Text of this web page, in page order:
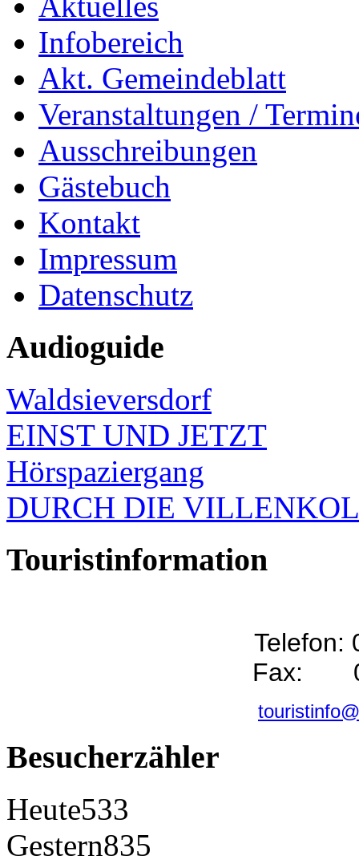
Infobereich
Akt. Gemeindeblatt
Veranstaltungen /
Ausschreibungen
Gästebuch
Kontakt
Impressum
Datenschutz
Audioguide
Waldsieversdorf
EINST UND JETZT
Hörspaziergang
DURCH DIE
Touristinformation
Telefon:
Fax:
Besucherzähler
Heute533
Gestern835